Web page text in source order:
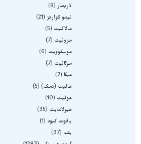
لاریمار 9
لیمو کوارتز 21
مالاکیت
5
مزولیت
7
موسکوویت
6
موکائیت
7
میکا
7
هالیت (نمک) 5
هولیت
10
هیولاندیت
35
یاقوت کبود
1
یشم
37